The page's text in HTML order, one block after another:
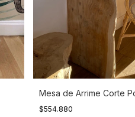
Mesa de Arrime Corte
$554.880